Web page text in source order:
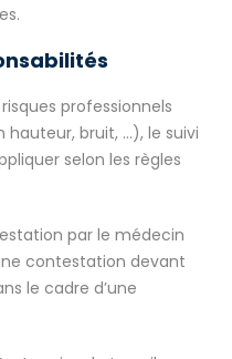
professionnels
bruit, …), le suivi
selon les règles
par le médecin
contestation devant
le cadre d’une